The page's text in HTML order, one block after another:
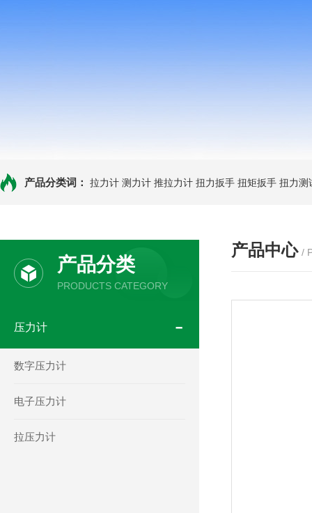
产品分类词： 拉力计 测力计 推拉力计 扭力扳手 扭矩扳手 扭力测
产品分类
PRODUCTS CATEGORY
压力计
数字压力计
电子压力计
拉压力计
产品中心 /